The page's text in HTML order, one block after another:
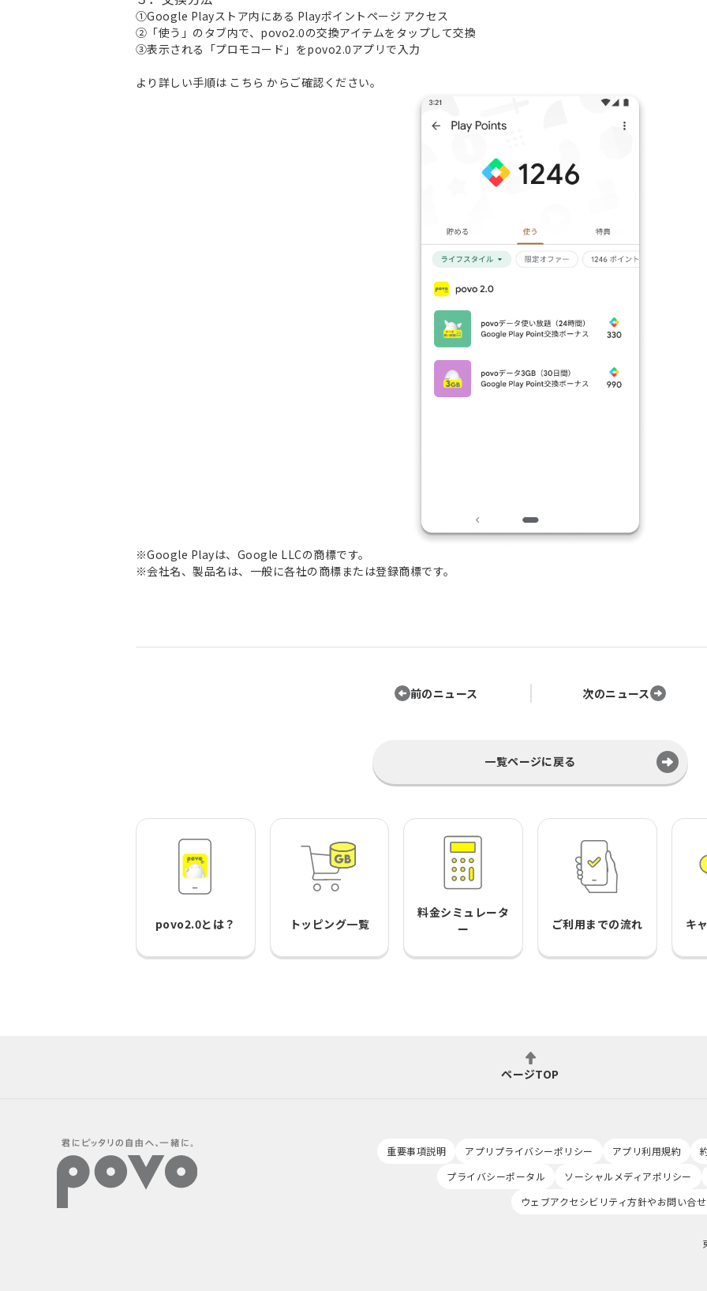
①Google Playストア内にある Playポイントページ アクセス
②「使う」のタブ内で、povo2.0の交換アイテムをタップして交換
③表示される「プロモコード」をpovo2.0アプリで入力
より詳しい手順は こちら からご確認ください。
※Google Playは、Google LLCの商標です。
※会社名、製品名は、一般に各社の商標または登録商標です。
前のニュース 次のニュース
一覧ページに戻る
povo2.0とは？ トッピング一覧
料金シミュレータ
ー
ご利用までの流れ キ
ページTOP
重要事項説明 アプリプライバシーポリシー アプリ利用規約
プライバシーポータル
ソーシャルメディアポリシー
ウェブアクセシビリティ方針やお問い合